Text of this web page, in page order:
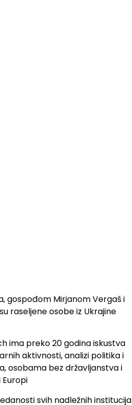
gospođom Mirjanom Vergaš i
raseljene osobe iz Ukrajine
ima preko 20 godina iskustva
aktivnosti, analizi politika i
osobama bez državljanstva i
svih nadležnih institucija